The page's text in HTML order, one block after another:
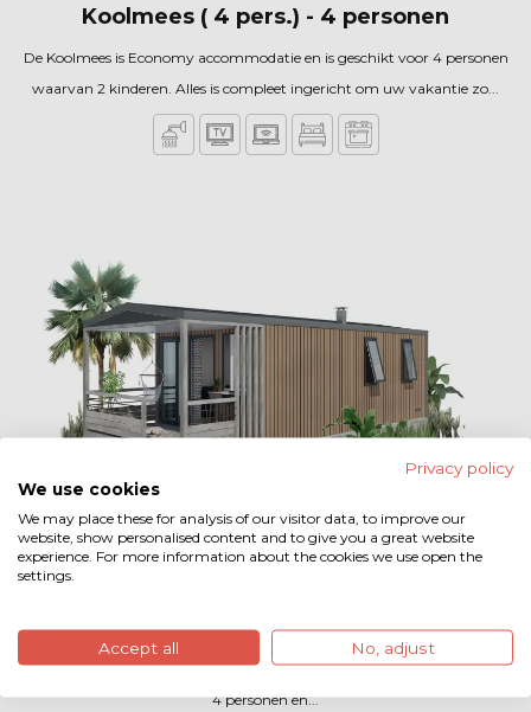
Koolmees ( 4 pers.) - 4 personen
De Koolmees is Economy accommodatie en is geschikt voor 4 personen
waarvan 2 kinderen. Alles is compleet ingericht om uw vakantie zo...
De Specht is een premium accommodatie de inpandige veranda bied
uitzicht over het natuurzwembad, Deze accommodatie is geschikt voor
4 personen en...
Privacy policy
We use cookies
We may place these for analysis of our visitor data, to improve our
website, show personalised content and to give you a great website
experience. For more information about the cookies we use open the
settings.
Accept all No, adjust